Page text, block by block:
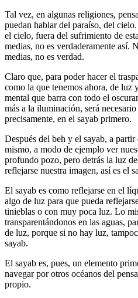
Tal vez, en algunas religiones,
puedan hablar del paraíso, del
el cielo, fuera del sufrimiento de
medias, no es verdaderamente así.
medias, no es verdad.
Claro que, para poder hacer el
como la que tenemos ahora, de luz
mental que barra con todo el
más a la iluminación, será
precisamente, en el sayab primero.
Después del beh y el sayab, a partir
mismo, a modo de ejemplo ver
profundo pozo, pero detrás la luz
reflejarse nuestra imagen, así es el
El sayab es como reflejarse en el
algo de luz para que pueda
tinieblas o con muy poca luz. Lo
transparentándonos en las aguas,
de luz, porque si no hay luz,
sayab.
El sayab es, pues, un elemento
navegar por otros océanos del
propio.